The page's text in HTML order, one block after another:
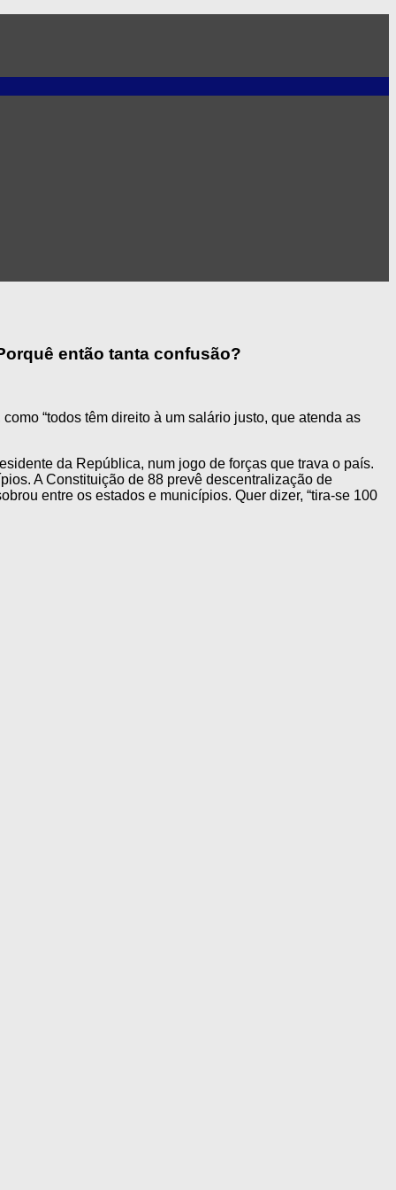
então tanta confusão?
“todos têm direito à um salário justo, que atenda as
da República, num jogo de forças que trava o país.
A Constituição de 88 prevê descentralização de
entre os estados e municípios. Quer dizer, “tira-se 100